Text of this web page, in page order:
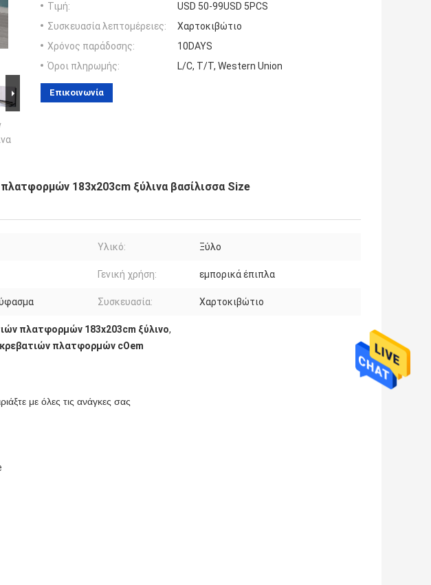
Τιμή:
USD 50-99USD 5PCS
Συσκευασία λεπτομέρειες:
Χαρτοκιβώτιο
Χρόνος παράδοσης:
10DAYS
Όροι πληρωμής:
L/C, T/T, Western Union
Επικοινωνία
183x203cm ξύλινα βασίλισσα Size
Υλικό: Ξύλο
Γενική χρήση: εμπορικά έπιπλα
Συσκευασία: Χαρτοκιβώτιο
πλατφορμών 183x203cm ξύλινο,
κρεβατιών πλατφορμών cOem
με όλες τις ανάγκες σας